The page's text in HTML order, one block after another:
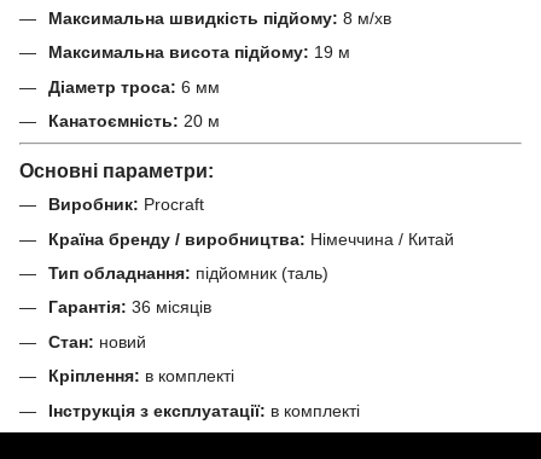
Максимальна швидкість підйому: 8 м/хв
Максимальна висота підйому: 19 м
Діаметр троса: 6 мм
Канатоємність: 20 м
Основні параметри:
Виробник: Procraft
Країна бренду / виробництва: Німеччина / Китай
Тип обладнання: підйомник (таль)
Гарантія: 36 місяців
Стан: новий
Кріплення: в комплекті
Інструкція з експлуатації: в комплекті